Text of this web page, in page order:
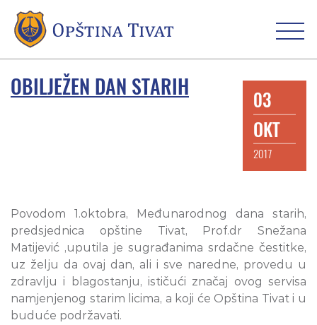
OBILJEŽEN DAN STARIH
03
OKT
2017
Povodom 1.oktobra, Međunarodnog dana starih,
predsjednica opštine Tivat, Prof.dr Snežana
Matijević ,uputila je sugrađanima srdačne čestitke,
uz želju da ovaj dan, ali i sve naredne, provedu u
zdravlju i blagostanju, ističući značaj ovog servisa
namjenjenog starim licima, a koji će Opština Tivat i u
buduće podržavati.